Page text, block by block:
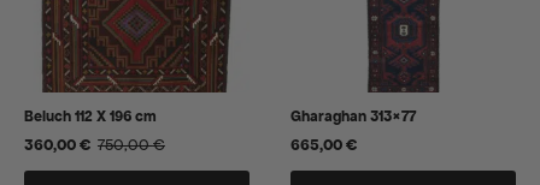
Beluch 112 X 196 cm
750,00€
Alkuperäinen
hinta
360,00€
Nykyinen
hinta
Gharaghan 313×77
665,00€